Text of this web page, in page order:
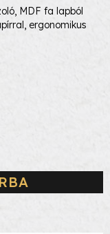
MDF fa lapból
ergonomikus